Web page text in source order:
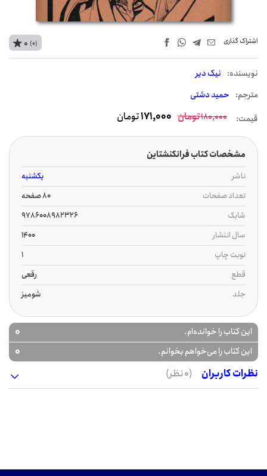
اشتراک‌ گذاری
نويسنده: نیک دیر
مترجم: حمید دشتی
0 (0)
قیمت: 180,000تومان 171,000تومان
مشخصات کتاب فرانکنشتاین
ناشر
یکشنبه
تعداد صفحات
80 صفحه
شابک
9786008982326
سال انتشار
1400
نوبت چاپ
1
قطع
رقعی
جلد
شومیز
این کتاب را خوانده‌ام. 0
این کتاب را می‌خواهم بخوانم.
0
نظرات کاربران
(0 نظر)